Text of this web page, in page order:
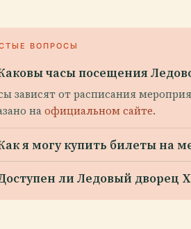
ВОПРОСЫ
часы посещения
зависят от расписания
наофициальном сайте.
я могу купить билеты на
ли Ледовый дворец